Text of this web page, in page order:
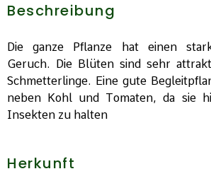
Beschreibung
Die ganze Pflanze hat einen
Geruch. Die Blüten sind sehr
Schmetterlinge. Eine gute
neben Kohl und Tomaten, da sie
Insekten zu halten
Herkunft